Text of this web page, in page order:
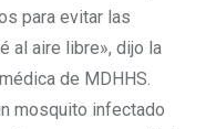
para evitar las
al aire libre», dijo la
de MDHHS.
mosquito infectado